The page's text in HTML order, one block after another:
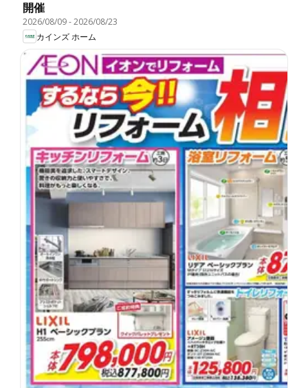
開催
2026/08/09-2026/08/23
カインズ ホーム